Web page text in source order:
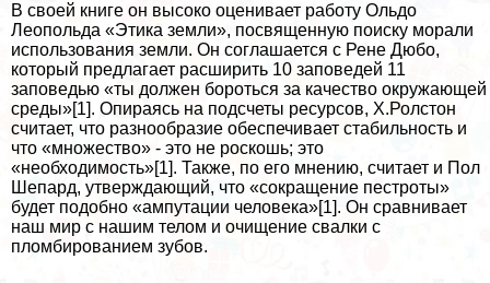
В своей книге он высоко оценивает работу Ольдо
Леопольда «Этика земли», посвященную поиску морали
использования земли. Он соглашается с Рене Дюбо,
который предлагает расширить 10 заповедей 11
заповедью «ты должен бороться за качество окружающей
среды»[1]. Опираясь на подсчеты ресурсов, Х.Ролстон
считает, что разнообразие обеспечивает стабильность и
что «множество» - это не роскошь; это
«необходимость»[1]. Также, по его мнению, считает и Пол
Шепард, утверждающий, что «сокращение пестроты»
будет подобно «ампутации человека»[1]. Он сравнивает
наш мир с нашим телом и очищение свалки с
пломбированием зубов.